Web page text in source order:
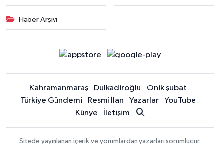
Haber Arşivi
Kahramanmaraş Dulkadiroğlu
Onikişubat
Türkiye Gündemi
Resmi İlan Yazarlar
YouTube
Künye
İletişim
Sitede yayınlanan içerik ve yorumlardan yazarları sorumludur.